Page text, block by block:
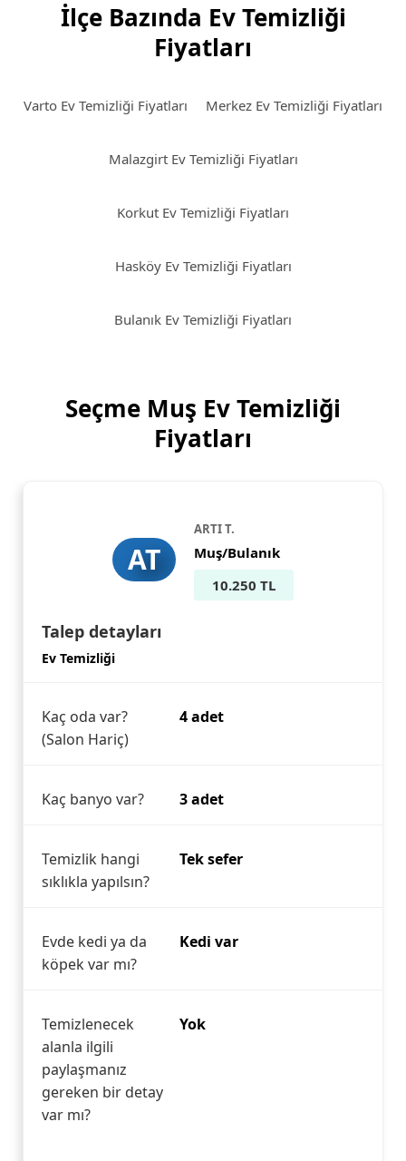
İlçe Bazında Ev Temizliği
Fiyatları
Varto Ev Temizliği Fiyatları Merkez Ev Temizliği Fiyatları
Malazgirt Ev Temizliği Fiyatları
Korkut Ev Temizliği Fiyatları
Hasköy Ev Temizliği Fiyatları
Bulanık Ev Temizliği Fiyatları
Seçme Muş Ev Temizliği
Fiyatları
AT
ARTI T.
Muş/Bulanık
10.250 TL
Talep detayları
Ev Temizliği
Kaç oda var?
(Salon Hariç)
4 adet
Kaç banyo var? 3 adet
Temizlik hangi
sıklıkla yapılsın?
Tek sefer
Evde kedi ya da
köpek var mı?
Kedi var
Temizlenecek
alanla ilgili
paylaşmanız
gereken bir detay
var mı?
Yok